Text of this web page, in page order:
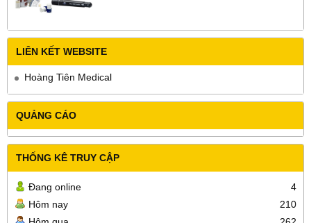
LIÊN KẾT WEBSITE
Hoàng Tiên Medical
QUẢNG CÁO
THỐNG KÊ TRUY CẬP
Đang online
4
Hôm nay
210